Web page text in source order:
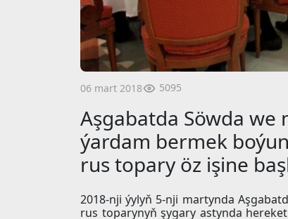
06 mart 2018 5095
Aşgabatda Söwda we
ýardam bermek
rus topary öz işine
2018-nji ýylyň 5-nji martynda
rus toparynyň şygary astynda